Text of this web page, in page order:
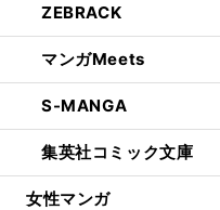
ZEBRACK
マンガMeets
S-MANGA
集英社コミック文庫
女性マンガ